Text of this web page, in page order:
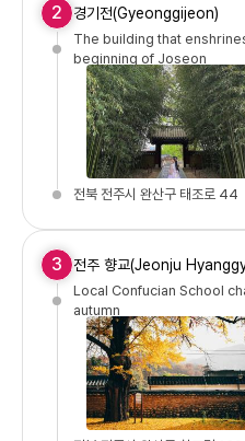
2 경기전(Gyeonggijeon)
The building that
beginning of Joseon
전북 전주시 완산구 태조로 44
3 전주 향교(Jeonju
Local Confucian School
autumn